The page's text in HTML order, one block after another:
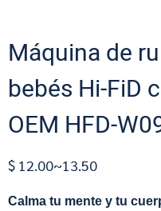
Máquina de
bebés Hi-FiD
OEM HFD-
$ 12.00~13.50
Calma tu mente y tu